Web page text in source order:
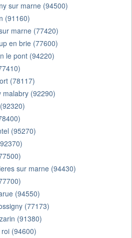
sur marne (94500)
(91160)
marne (77420)
en brie (77600)
le pont (94220)
(78117)
malabry (92290)
(95270)
sur marne (94430)
(94550)
(77173)
(91380)
(94600)